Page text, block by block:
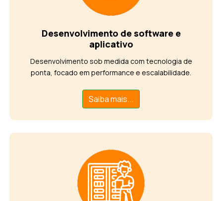
Desenvolvimento de software e
aplicativo
Desenvolvimento sob medida com tecnologia de
ponta, focado em performance e escalabilidade.
Saiba mais...